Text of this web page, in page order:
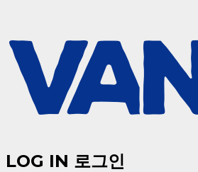
LOG IN 로그인